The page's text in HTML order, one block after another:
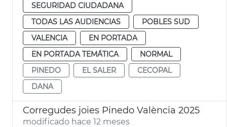
SEGURIDAD CIUDADANA
TODAS LAS AUDIENCIAS
POBLES SUD
VALENCIA
EN PORTADA
EN PORTADA TEMÁTICA
NORMAL
PINEDO
EL SALER
CECOPAL
DANA
Corregudes joies Pinedo València 2025
modificado hace 12 meses